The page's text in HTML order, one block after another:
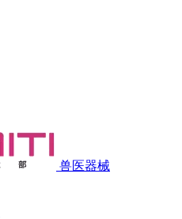
兽医器械